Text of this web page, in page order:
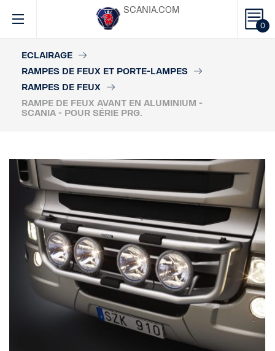
0
SCANIA.COM
ECLAIRAGE
RAMPES DE FEUX ET PORTE-LAMPES
RAMPES DE FEUX
RAMPE DE FEUX AVANT EN ALUMINIUM -
SCANIA - POUR SÉRIE PRG.